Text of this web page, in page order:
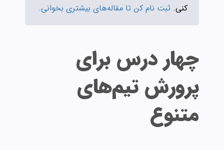
کنی. ثبت نام کن تا مقاله‌های بیشتری بخوانی.
چهار درس برای
پرورش تیم‌های
متنوع